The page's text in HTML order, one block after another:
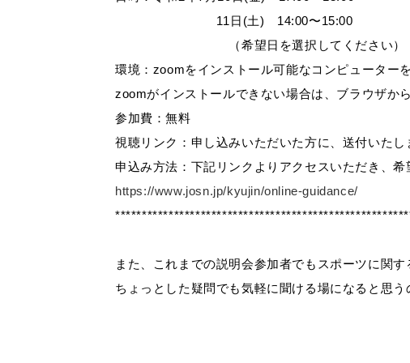
11日(土) 14:00〜15:00
（希望日を選択してください）
環境：zoomをインストール可能なコンピューター
zoomがインストールできない場合は、ブラウザか
参加費：無料
視聴リンク：申し込みいただいた方に、送付いたし
申込み方法：下記リンクよりアクセスいただき、希
https://www.josn.jp/kyujin/online-guidance/
また、これまでの説明会参加者でもスポーツに関
ちょっとした疑問でも気軽に聞ける場になると思